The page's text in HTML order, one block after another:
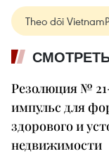
Theo dõi
Резолюция №
импульс для
здорового и
недвижимости